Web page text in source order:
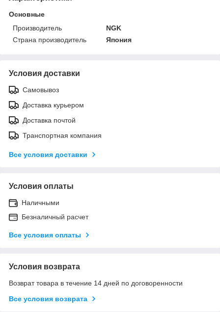
Основные
Производитель
NGK
Страна производитель
Япония
Условия доставки
Самовывоз
Доставка курьером
Доставка почтой
Транспортная компания
Все условия доставки
Условия оплаты
Наличными
Безналичный расчет
Все условия оплаты
Условия возврата
Возврат товара в течение 14 дней по договоренности
Все условия возврата